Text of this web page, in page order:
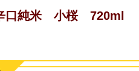
口純米 小桜 720ml